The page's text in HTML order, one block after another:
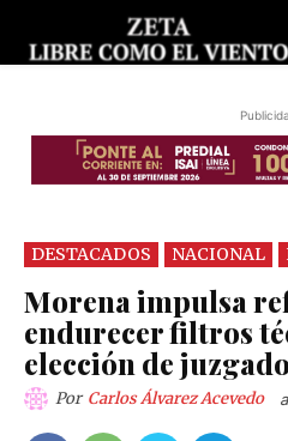
DESTACADOS NACIONAL
Morena impulsa
endurecer filtros
elección de
Por Carlos Álvarez Acevedo